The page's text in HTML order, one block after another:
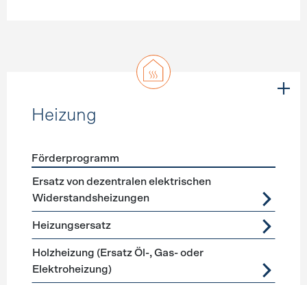
Heizung
Förderprogramme Heizung
Förderprogramm
Ersatz von dezentralen elektrischen
Widerstandsheizungen
Heizungsersatz
Holzheizung (Ersatz Öl-, Gas- oder
Elektroheizung)